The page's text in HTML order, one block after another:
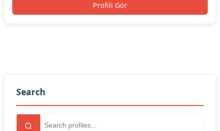
Search
Profili Gör